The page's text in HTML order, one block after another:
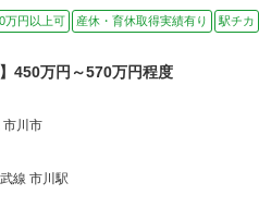
万円以上可 産休・育休取得実績有り 駅チカ
】450万円～570万円程度
市川市
線 市川駅